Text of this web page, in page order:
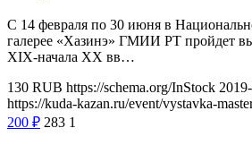
С 14 февраля по 30 июня в
галерее «Хазинэ» ГМИИ РТ пройдет
XIX-начала XX вв…
130 RUB https://schema.org/InStock
https://kuda-kazan.ru/event/vystavka-
200 ₽ 283 1